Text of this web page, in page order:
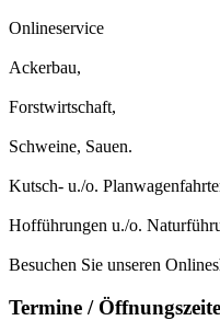
Onlineservice
Ackerbau,
Forstwirtschaft,
Schweine, Sauen.
Kutsch- u./o.
Hofführungen u./o.
Besuchen Sie unseren
Termine /